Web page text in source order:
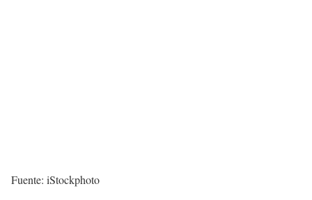
Fuente: iStockphoto